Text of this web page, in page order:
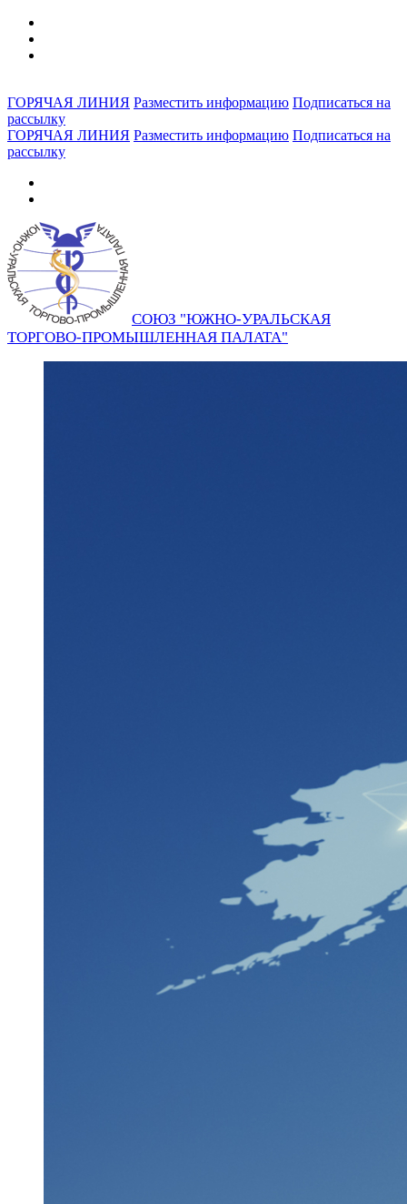
ГОРЯЧАЯ ЛИНИЯ Разместить информацию Подписаться на
рассылку
ГОРЯЧАЯ ЛИНИЯ Разместить информацию Подписаться на
рассылку
СОЮЗ "ЮЖНО-УРАЛЬСКАЯ
ТОРГОВО-ПРОМЫШЛЕННАЯ ПАЛАТА"